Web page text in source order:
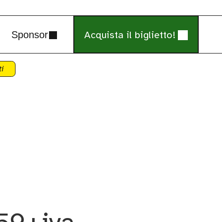
Sponsor Acquista il biglietto!